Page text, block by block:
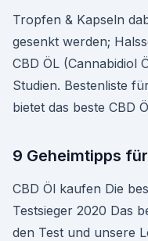
Tropfen & Kapseln
gesenkt werden;
CBD ÖL (Cannabidiol
Studien. Bestenliste
bietet das beste CBD
9 Geheimtipps
CBD Öl kaufen Die
Testsieger 2020 Das
den Test und unsere